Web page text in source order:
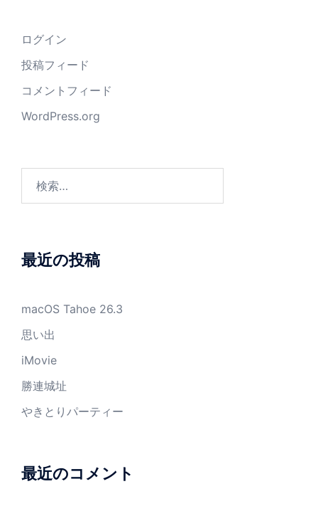
ログイン
投稿フィード
コメントフィード
WordPress.org
最近の投稿
macOS Tahoe 26.3
思い出
iMovie
勝連城址
やきとりパーティー
最近のコメント